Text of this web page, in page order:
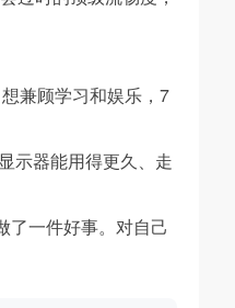
兼顾学习和娱乐，7
示器能用得更久、走
了一件好事。对自己